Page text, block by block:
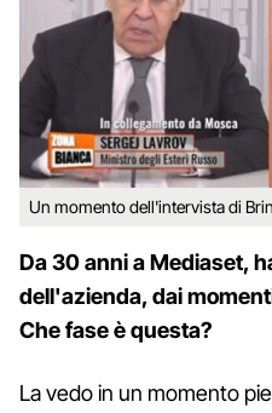
Un momento dell'intervista di
Da 30 anni a Mediaset,
dell'azienda, dai
Che fase è questa?
La vedo in un momento